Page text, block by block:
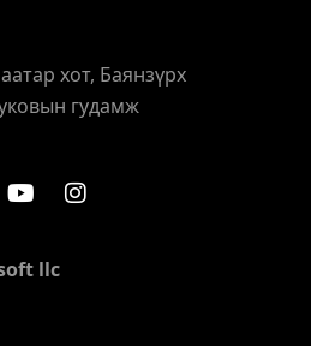
хот, Баянзүрх
гудамж
llc